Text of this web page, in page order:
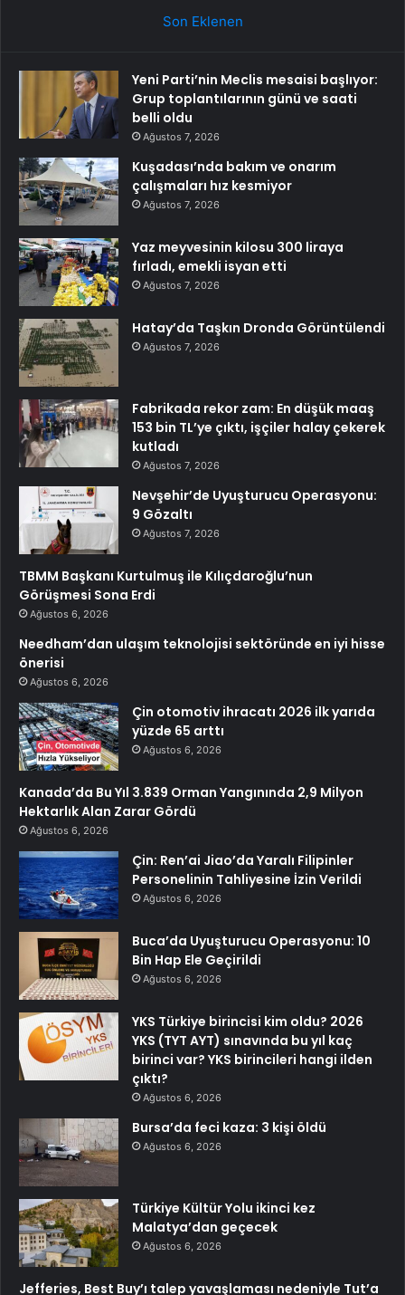
Son Eklenen
Yeni Parti’nin Meclis mesaisi başlıyor:
Grup toplantılarının günü ve saati
belli oldu
Ağustos 7, 2026
Kuşadası’nda bakım ve onarım
çalışmaları hız kesmiyor
Ağustos 7, 2026
Yaz meyvesinin kilosu 300 liraya
fırladı, emekli isyan etti
Ağustos 7, 2026
Hatay’da Taşkın Dronda Görüntülendi
Ağustos 7, 2026
Fabrikada rekor zam: En düşük maaş
153 bin TL’ye çıktı, işçiler halay çekerek
kutladı
Ağustos 7, 2026
Nevşehir’de Uyuşturucu Operasyonu:
9 Gözaltı
Ağustos 7, 2026
TBMM Başkanı Kurtulmuş ile Kılıçdaroğlu’nun
Görüşmesi Sona Erdi
Ağustos 6, 2026
Needham’dan ulaşım teknolojisi sektöründe en iyi hisse
önerisi
Ağustos 6, 2026
Çin otomotiv ihracatı 2026 ilk yarıda
yüzde 65 arttı
Ağustos 6, 2026
Kanada’da Bu Yıl 3.839 Orman Yangınında 2,9 Milyon
Hektarlık Alan Zarar Gördü
Ağustos 6, 2026
Çin: Ren’ai Jiao’da Yaralı Filipinler
Personelinin Tahliyesine İzin Verildi
Ağustos 6, 2026
Buca’da Uyuşturucu Operasyonu: 10
Bin Hap Ele Geçirildi
Ağustos 6, 2026
YKS Türkiye birincisi kim oldu? 2026
YKS (TYT AYT) sınavında bu yıl kaç
birinci var? YKS birincileri hangi ilden
çıktı?
Ağustos 6, 2026
Bursa’da feci kaza: 3 kişi öldü
Ağustos 6, 2026
Türkiye Kültür Yolu ikinci kez
Malatya’dan geçecek
Ağustos 6, 2026
Jefferies, Best Buy’ı talep yavaşlaması nedeniyle Tut’a